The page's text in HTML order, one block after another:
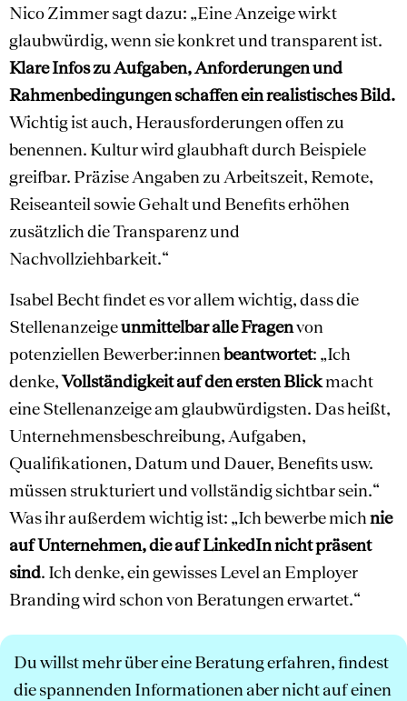
Nico Zimmer sagt dazu: „Eine Anzeige wirkt
glaubwürdig, wenn sie konkret und transparent ist.
Klare Infos zu Aufgaben, Anforderungen und
Rahmenbedingungen schaffen ein realistisches Bild.
Wichtig ist auch, Herausforderungen offen zu
benennen. Kultur wird glaubhaft durch Beispiele
greifbar. Präzise Angaben zu Arbeitszeit, Remote,
Reiseanteil sowie Gehalt und Benefits erhöhen
zusätzlich die Transparenz und
Nachvollziehbarkeit.“
Isabel Becht findet es vor allem wichtig, dass die
Stellenanzeigeunmittelbar alle Fragenvon
potenziellen Bewerber:innenbeantwortet: „Ich
denke,Vollständigkeit auf den ersten Blickmacht
eine Stellenanzeige am glaubwürdigsten. Das heißt,
Unternehmensbeschreibung, Aufgaben,
Qualifikationen, Datum und Dauer, Benefits usw.
müssen strukturiert und vollständig sichtbar sein.“
Was ihr außerdem wichtig ist: „Ich bewerbe michnie
auf Unternehmen, die auf LinkedIn nicht präsent
sind. Ich denke, ein gewisses Level an Employer
Branding wird schon von Beratungen erwartet.“
Du willst mehr über eine Beratung erfahren, findest
die spannenden Informationen aber nicht auf einen